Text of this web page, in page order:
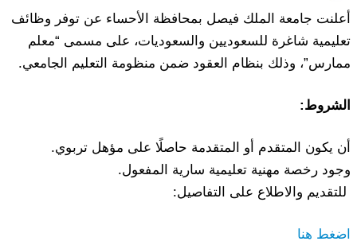
أعلنت جامعة الملك فيصل بمحافظة الأحساء عن توفر وظائف
تعليمية شاغرة للسعوديين والسعوديات، على مسمى “معلم
ممارس”، وذلك بنظام العقود ضمن منظومة التعليم الجامعي.
الشروط:
أن يكون المتقدم أو المتقدمة حاصلًا على مؤهل تربوي.
وجود رخصة مهنية تعليمية سارية المفعول.
للتقديم والاطلاع على التفاصيل:
اضغط هنا